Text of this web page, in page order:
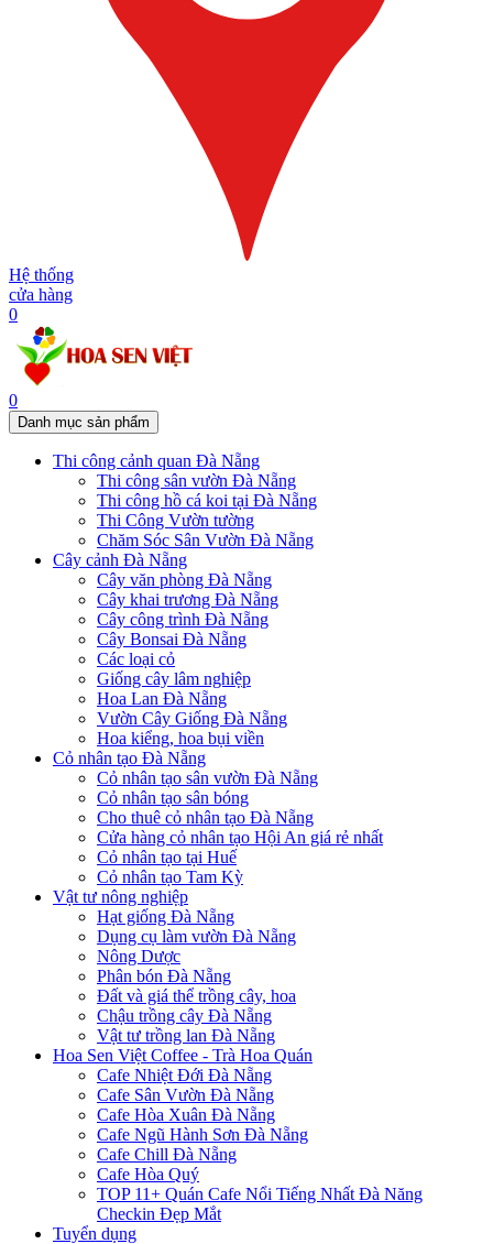
Hệ thống
cửa hàng
0
0
Danh mục sản phẩm
Thi công cảnh quan Đà Nẵng
Thi công sân vườn Đà Nẵng
Thi công hồ cá koi tại Đà Nẵng
Thi Công Vườn tường
Chăm Sóc Sân Vườn Đà Nẵng
Cây cảnh Đà Nẵng
Cây văn phòng Đà Nẵng
Cây khai trương Đà Nẵng
Cây công trình Đà Nẵng
Cây Bonsai Đà Nẵng
Các loại cỏ
Giống cây lâm nghiệp
Hoa Lan Đà Nẵng
Vườn Cây Giống Đà Nẵng
Hoa kiểng, hoa bụi viền
Cỏ nhân tạo Đà Nẵng
Cỏ nhân tạo sân vườn Đà Nẵng
Cỏ nhân tạo sân bóng
Cho thuê cỏ nhân tạo Đà Nẵng
Cửa hàng cỏ nhân tạo Hội An giá rẻ nhất
Cỏ nhân tạo tại Huế
Cỏ nhân tạo Tam Kỳ
Vật tư nông nghiệp
Hạt giống Đà Nẵng
Dụng cụ làm vườn Đà Nẵng
Nông Dược
Phân bón Đà Nẵng
Đất và giá thể trồng cây, hoa
Chậu trồng cây Đà Nẵng
Vật tư trồng lan Đà Nẵng
Hoa Sen Việt Coffee - Trà Hoa Quán
Cafe Nhiệt Đới Đà Nẵng
Cafe Sân Vườn Đà Nẵng
Cafe Hòa Xuân Đà Nẵng
Cafe Ngũ Hành Sơn Đà Nẵng
Cafe Chill Đà Nẵng
Cafe Hòa Quý
TOP 11+ Quán Cafe Nổi Tiếng Nhất Đà Năng
Checkin Đẹp Mắt
Tuyển dụng